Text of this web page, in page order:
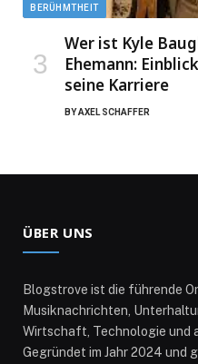
BERÜHMTHEIT
Wer ist Kyle
Ehemann:
seine Karriere
BYAXEL SCHAFFER
ÜBER UNS
Blogstrove ist die führende
Musiknachrichten,
Wirtschaft, Technologie und
Gegründet im Jahr 2024 und